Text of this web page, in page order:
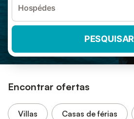
Hospédes
PESQUISAR
Encontrar ofertas
Villas Casas de férias